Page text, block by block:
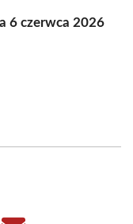
6 czerwca 2026